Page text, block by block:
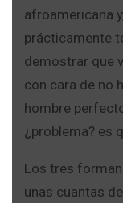
afroamericana
prácticamente
demostrar que
con cara de no
hombre
¿problema? es
Los tres
unas cuantas